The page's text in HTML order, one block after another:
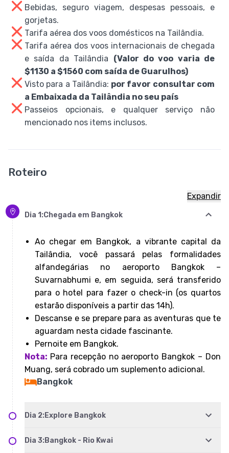
Bebidas, seguro viagem, despesas pessoais, e
gorjetas.
Tarifa aérea dos voos domésticos na Tailândia.
Tarifa aérea dos voos internacionais de chegada
e saída da Tailândia (Valor do voo varia de
$1130 a $1560 com saída de Guarulhos)
Visto para a Tailândia: por favor consultar com
a Embaixada da Tailândia no seu país
Passeios opcionais, e qualquer serviço não
mencionado nos items inclusos.
Roteiro
Expandir
Dia 1 :Chegada em Bangkok
Ao chegar em Bangkok, a vibrante capital da
Tailândia, você passará pelas formalidades
alfandegárias no aeroporto Bangkok –
Suvarnabhumi e, em seguida, será transferido
para o hotel para fazer o check-in (os quartos
estarão disponíveis a partir das 14h).
Descanse e se prepare para as aventuras que te
aguardam nesta cidade fascinante.
Pernoite em Bangkok.
Nota: Para recepção no aeroporto Bangkok – Don
Muang, será cobrado um suplemento adicional.
Bangkok
Dia 2: Explore Bangkok
Dia 3: Bangkok - Rio Kwai